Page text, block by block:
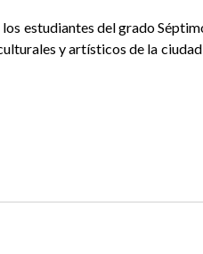
estudiantes del grado
y artísticos de la